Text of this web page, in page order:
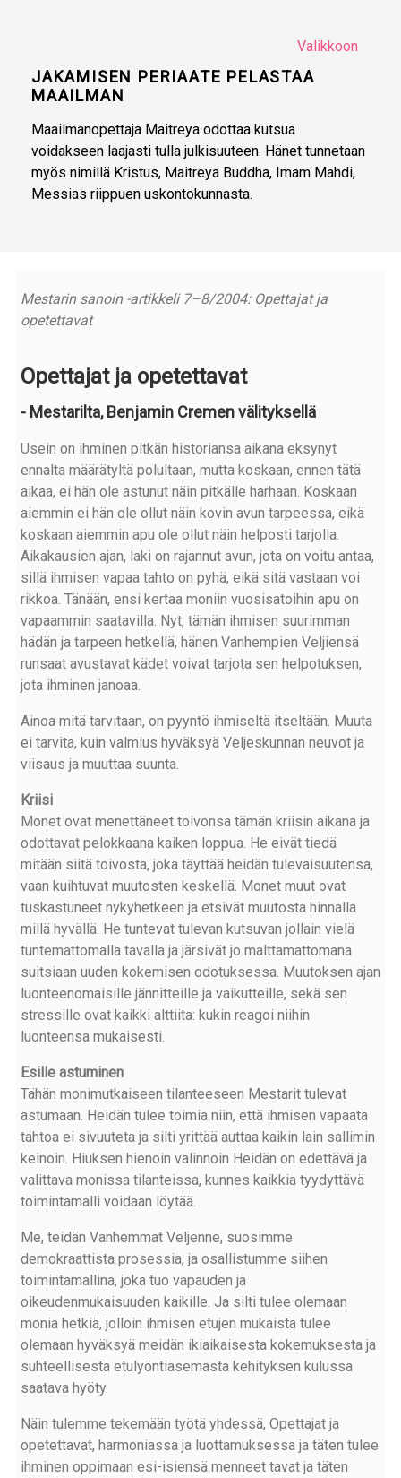
Valikkoon
JAKAMISEN PERIAATE PELASTAA
MAAILMAN
Maailmanopettaja Maitreya odottaa kutsua
voidakseen laajasti tulla julkisuuteen. Hänet tunnetaan
myös nimillä Kristus, Maitreya Buddha, Imam Mahdi,
Messias riippuen uskontokunnasta.
Mestarin sanoin -artikkeli 7–8/2004: Opettajat ja
opetettavat
Opettajat ja opetettavat
- Mestarilta, Benjamin Cremen välityksellä
Usein on ihminen pitkän historiansa aikana eksynyt
ennalta määrätyltä polultaan, mutta koskaan, ennen tätä
aikaa, ei hän ole astunut näin pitkälle harhaan. Koskaan
aiemmin ei hän ole ollut näin kovin avun tarpeessa, eikä
koskaan aiemmin apu ole ollut näin helposti tarjolla.
Aikakausien ajan, laki on rajannut avun, jota on voitu antaa,
sillä ihmisen vapaa tahto on pyhä, eikä sitä vastaan voi
rikkoa. Tänään, ensi kertaa moniin vuosisatoihin apu on
vapaammin saatavilla. Nyt, tämän ihmisen suurimman
hädän ja tarpeen hetkellä, hänen Vanhempien Veljiensä
runsaat avustavat kädet voivat tarjota sen helpotuksen,
jota ihminen janoaa.
Ainoa mitä tarvitaan, on pyyntö ihmiseltä itseltään. Muuta
ei tarvita, kuin valmius hyväksyä Veljeskunnan neuvot ja
viisaus ja muuttaa suunta.
Kriisi
Monet ovat menettäneet toivonsa tämän kriisin aikana ja
odottavat pelokkaana kaiken loppua. He eivät tiedä
mitään siitä toivosta, joka täyttää heidän tulevaisuutensa,
vaan kuihtuvat muutosten keskellä. Monet muut ovat
tuskastuneet nykyhetkeen ja etsivät muutosta hinnalla
millä hyvällä. He tuntevat tulevan kutsuvan jollain vielä
tuntemattomalla tavalla ja järsivät jo malttamattomana
suitsiaan uuden kokemisen odotuksessa. Muutoksen ajan
luonteenomaisille jännitteille ja vaikutteille, sekä sen
stressille ovat kaikki alttiita: kukin reagoi niihin
luonteensa mukaisesti.
Esille astuminen
Tähän monimutkaiseen tilanteeseen Mestarit tulevat
astumaan. Heidän tulee toimia niin, että ihmisen vapaata
tahtoa ei sivuuteta ja silti yrittää auttaa kaikin lain sallimin
keinoin. Hiuksen hienoin valinnoin Heidän on edettävä ja
valittava monissa tilanteissa, kunnes kaikkia tyydyttävä
toimintamalli voidaan löytää.
Me, teidän Vanhemmat Veljenne, suosimme
demokraattista prosessia, ja osallistumme siihen
toimintamallina, joka tuo vapauden ja
oikeudenmukaisuuden kaikille. Ja silti tulee olemaan
monia hetkiä, jolloin ihmisen etujen mukaista tulee
olemaan hyväksyä meidän ikiaikaisesta kokemuksesta ja
suhteellisesta etulyöntiasemasta kehityksen kulussa
saatava hyöty.
Näin tulemme tekemään työtä yhdessä, Opettajat ja
opetettavat, harmoniassa ja luottamuksessa ja täten tulee
ihminen oppimaan esi-isiensä menneet tavat ja täten